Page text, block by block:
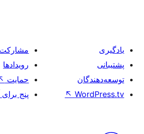
یادگیری
پشتیبانی
توسعه‌دهندگان
WordPress.tv
↖
مشارکت
رویدادها
حمایت
پنج برای